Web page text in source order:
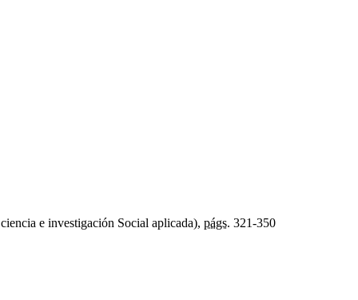
e investigación Social aplicada), págs. 321-350